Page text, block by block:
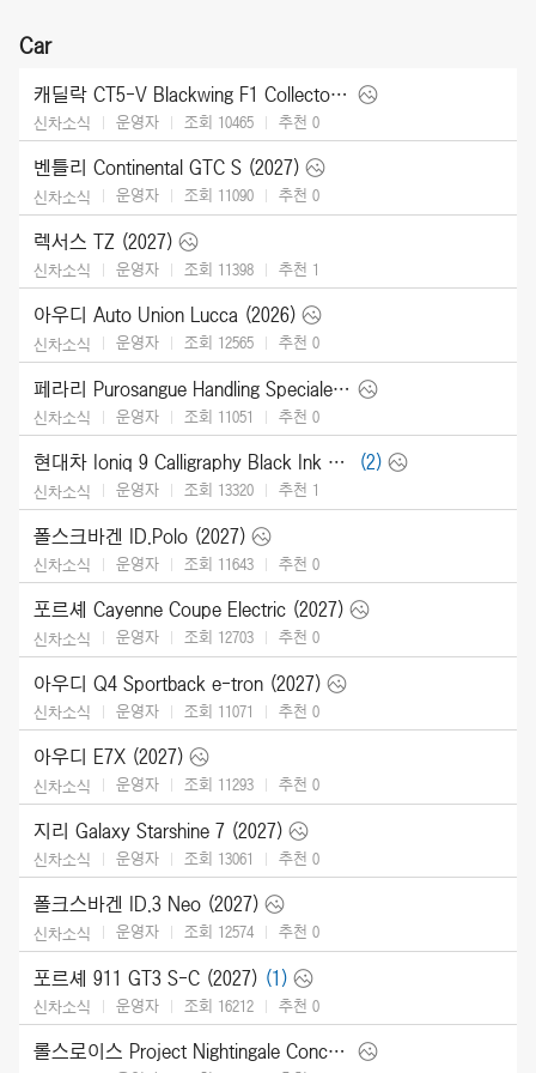
Car
캐딜락 CT5-V Blackwing F1 Collector Series (2026)
신차소식 운영자 조회 10465 추천 0
벤틀리 Continental GTC S (2027)
신차소식 운영자 조회 11090 추천 0
렉서스 TZ (2027)
신차소식 운영자 조회 11398 추천 1
아우디 Auto Union Lucca (2026)
신차소식 운영자 조회 12565 추천 0
페라리 Purosangue Handling Speciale (2027)
신차소식 운영자 조회 11051 추천 0
현대차 Ioniq 9 Calligraphy Black Ink (2027) (2)
신차소식 운영자 조회 13320 추천 1
폴스크바겐 ID.Polo (2027)
신차소식 운영자 조회 11643 추천 0
포르셰 Cayenne Coupe Electric (2027)
신차소식 운영자 조회 12703 추천 0
아우디 Q4 Sportback e-tron (2027)
신차소식 운영자 조회 11071 추천 0
아우디 E7X (2027)
신차소식 운영자 조회 11293 추천 0
지리 Galaxy Starshine 7 (2027)
신차소식 운영자 조회 13061 추천 0
폴크스바겐 ID.3 Neo (2027)
신차소식 운영자 조회 12574 추천 0
포르셰 911 GT3 S-C (2027) (1)
신차소식 운영자 조회 16212 추천 0
롤스로이스 Project Nightingale Concept (2026)